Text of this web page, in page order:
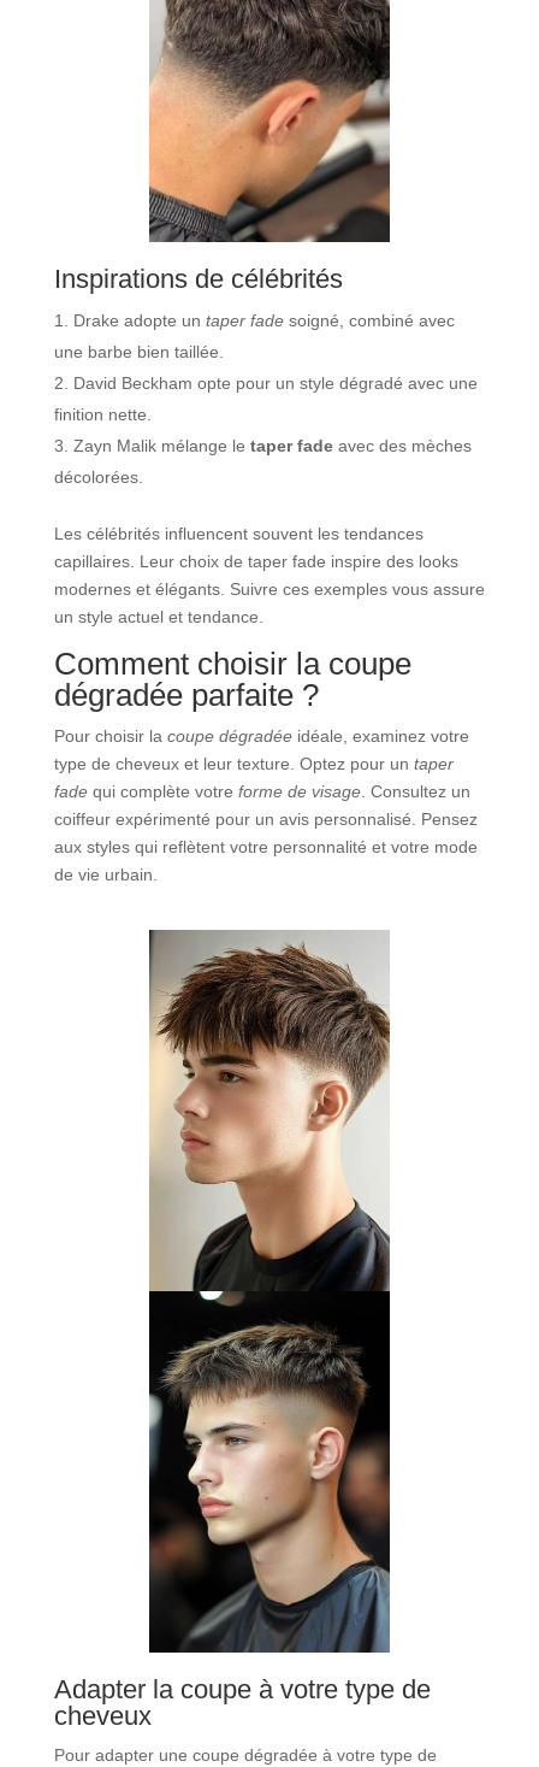
Inspirations de célébrités
Drake adopte un taper fadesoigné, combiné avec
une barbe bien taillée.
David Beckham opte pour un style dégradé avec une
finition nette.
Zayn Malik mélange le taper fadeavec des mèches
décolorées.
Les célébrités influencent souvent les tendances
capillaires. Leur choix de taper fade inspire des looks
modernes et élégants. Suivre ces exemples vous assure
un style actuel et tendance.
Comment choisir la coupe
dégradée parfaite ?
Pour choisir la coupe dégradéeidéale, examinez votre
type de cheveux et leur texture. Optez pour un taper
fadequi complète votre forme de visage. Consultez un
coiffeur expérimenté pour un avis personnalisé. Pensez
aux styles qui reflètent votre personnalité et votre mode
de vie urbain.
Adapter la coupe à votre type de
cheveux
Pour adapter une coupe dégradée à votre type de